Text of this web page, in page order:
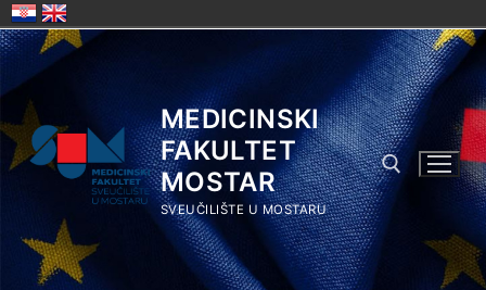
Skip
content
MEDICINSKI
FAKULTET
MOSTAR
SVEUČILIŠTE U MOSTARU
Search for: